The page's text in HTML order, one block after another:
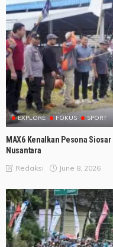
EXPLORE FOKUS SPORT
MAX6 Kenalkan Pesona
Nusantara
Redaksi June 8, 2026